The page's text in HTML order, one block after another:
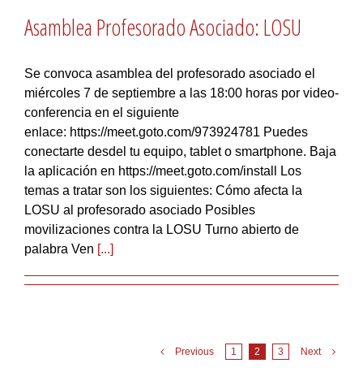
Asamblea Profesorado Asociado: LOSU
Se convoca asamblea del profesorado asociado el
miércoles 7 de septiembre a las 18:00 horas por video-
conferencia en el siguiente
enlace: https://meet.goto.com/973924781 Puedes
conectarte desdel tu equipo, tablet o smartphone. Baja
la aplicación en https://meet.goto.com/install Los
temas a tratar son los siguientes: Cómo afecta la
LOSU al profesorado asociado Posibles
movilizaciones contra la LOSU Turno abierto de
palabra Ven [...]
Previous 1 2 3 Next